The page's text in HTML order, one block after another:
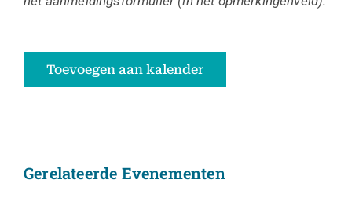
Toevoegen aan kalender
Gerelateerde Evenementen